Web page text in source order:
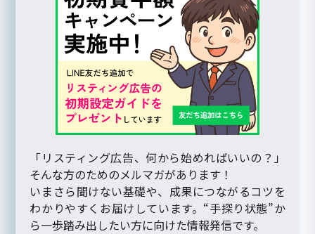
「リスティング広告、何から始めればいいの？」
そんな方のためのメルマガがあります！
いまさら聞けない基礎や、成果につながるコツを
わかりやすくお届けしています。“手探り状態”か
ら一歩踏み出したい方に向けた情報発信です。